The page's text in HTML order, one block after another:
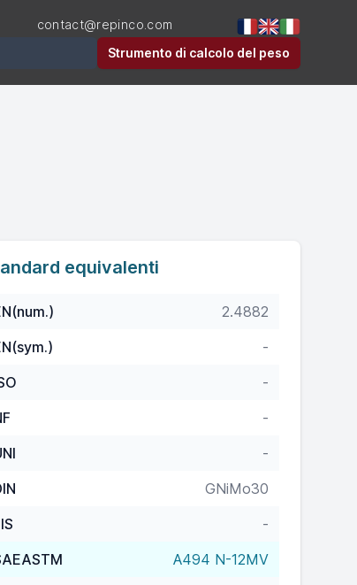
contact@repinco.com
Strumento di calcolo del peso
equivalenti
2.4882
-
-
-
-
GNiMo30
-
A494 N-12MV